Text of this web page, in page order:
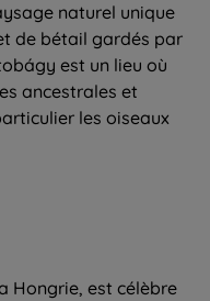
naturel unique
de bétail gardés par
est un lieu où
ancestrales et
les oiseaux
Hongrie, est célèbre